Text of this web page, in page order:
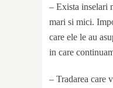
– Exista inselari
mari si mici.
care ele le au
in care
– Tradarea care